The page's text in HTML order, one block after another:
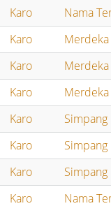
Karo Nama
Karo Merdeka
Karo Merdeka
Karo Merdeka
Karo
Karo
Karo
Karo Nama